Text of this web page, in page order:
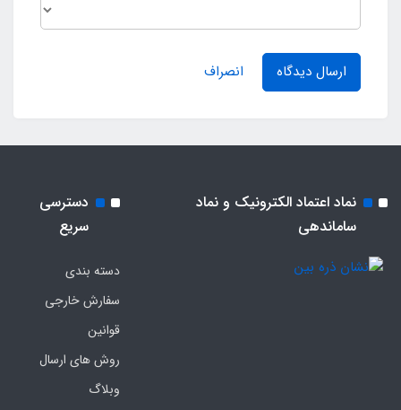
ارسال دیدگاه انصراف
نماد اعتماد الکترونیک و نماد
ساماندهی
دسترسی
سریع
دسته بندی
سفارش خارجی
قوانین
روش های ارسال
وبلاگ